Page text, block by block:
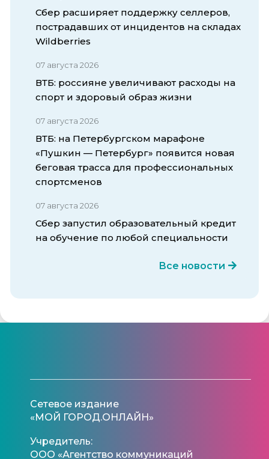
Сбер расширяет поддержку селлеров,
пострадавших от инцидентов на складах
Wildberries
07 августа 2026
ВТБ: россияне увеличивают расходы на
спорт и здоровый образ жизни
07 августа 2026
ВТБ: на Петербургском марафоне
«Пушкин — Петербург» появится новая
беговая трасса для профессиональных
спортсменов
07 августа 2026
Сбер запустил образовательный кредит
на обучение по любой специальности
Все новости
Сетевое издание
«МОЙ ГОРОД.ОНЛАЙН»
Учредитель:
ООО «Агентство коммуникаций